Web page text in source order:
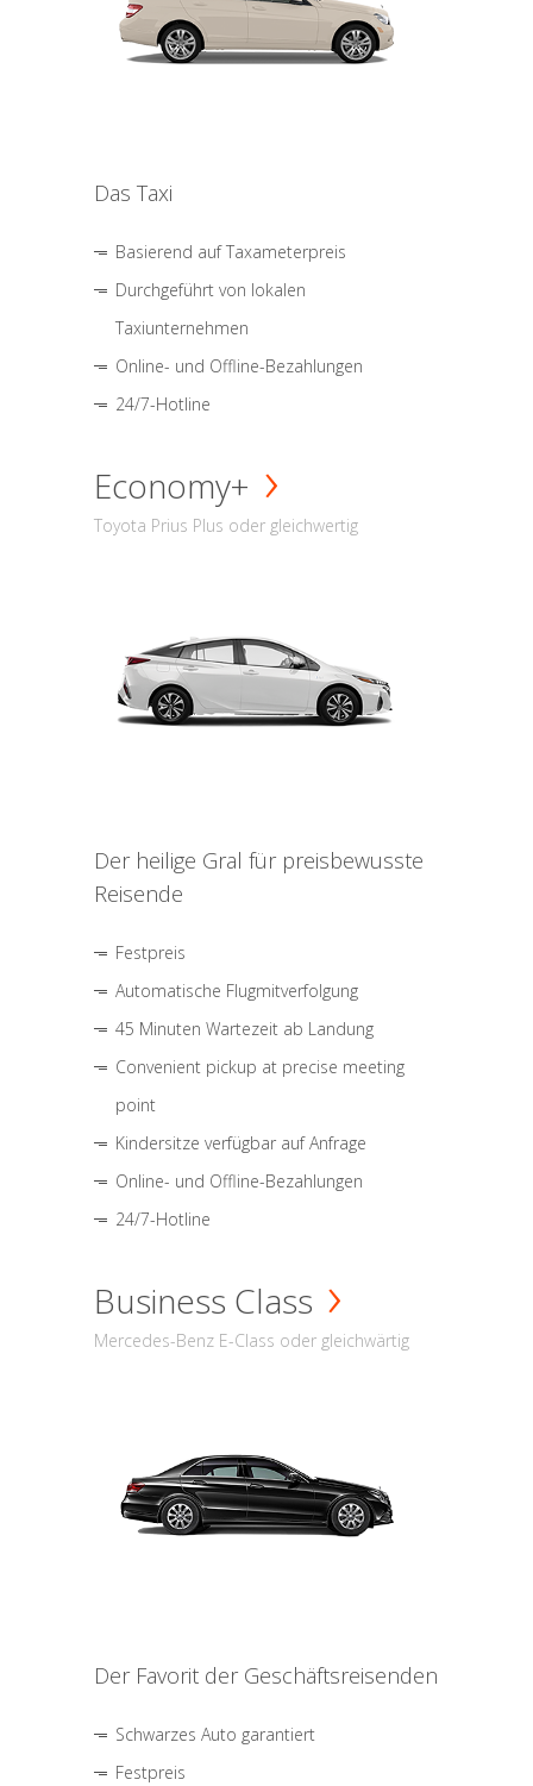
Das Taxi
Basierend auf Taxameterpreis
Durchgeführt von lokalen
Taxiunternehmen
Online- und Offline-Bezahlungen
24/7-Hotline
Economy+
Toyota Prius Plus oder gleichwertig
Der heilige Gral für preisbewusste
Reisende
Festpreis
Automatische Flugmitverfolgung
45 Minuten Wartezeit ab Landung
Convenient pickup at precise meeting
point
Kindersitze verfügbar auf Anfrage
Online- und Offline-Bezahlungen
24/7-Hotline
Business Class
Mercedes-Benz E-Class oder gleichwärtig
Der Favorit der Geschäftsreisenden
Schwarzes Auto garantiert
Festpreis